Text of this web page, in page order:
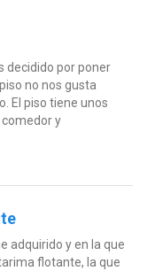
decidido por poner
no nos gusta
El piso tiene unos
y
adquirido y en la que
flotante, la que